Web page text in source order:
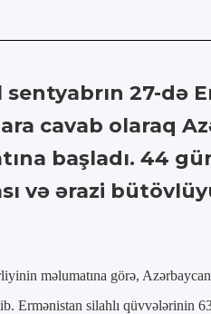
sentyabrın 27-də
cavab olaraq
başladı. 44
və ərazi
məlumatına görə,
Ermənistan silahlı qüvvələrinin